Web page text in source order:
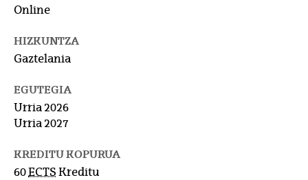
Online
HIZKUNTZA
Gaztelania
EGUTEGIA
Urria 2026
Urria 2027
KREDITU KOPURUA
60ECTS Kreditu